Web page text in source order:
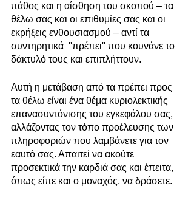
πάθος και η αίσθηση του σκοπού – τα
θέλω σας και οι επιθυμίες σας και οι
εκρήξεις ενθουσιασμού – αντί τα
συντηρητικά  ''πρέπει'' που κουνάνε το
δάκτυλό τους και επιπλήττουν.
Αυτή η μετάβαση από τα πρέπει προς
τα θέλω είναι ένα θέμα κυριολεκτικής
επανασυντόνισης του εγκεφάλου σας,
αλλάζοντας τον τόπο προέλευσης των
πληροφοριών που λαμβάνετε για τον
εαυτό σας. Απαιτεί να ακούτε
προσεκτικά την καρδιά σας και έπειτα,
όπως είπε και ο μοναχός, να δράσετε.